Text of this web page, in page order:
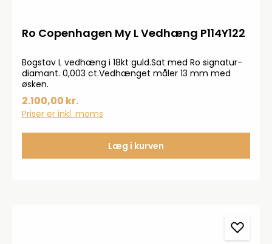
Ro Copenhagen My L Vedhæng P114Y122
Bogstav L vedhæng i 18kt guld.Sat med Ro signatur-
diamant. 0,003 ct.Vedhænget måler 13 mm med
øsken.
2.100,00 kr.
Priser er inkl. moms
Læg i kurven